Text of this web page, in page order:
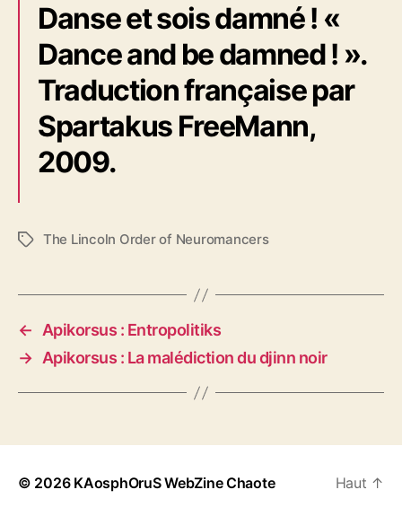
Danse et sois damné ! «
Dance and be damned ! ».
Traduction française par
Spartakus FreeMann,
2009.
É
q
e
t
e
The Lincoln Order of Neuromancers
← Apikorsus : Entropolitiks
→ Apikorsus : La malédiction du djinn noir
© 2026 KAosphOruS WebZine Chaote Haut ↑